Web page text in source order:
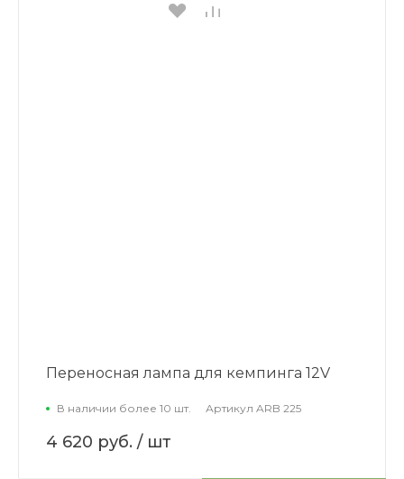
Переносная лампа для кемпинга 12V
В наличии более 10 шт. Артикул ARB 225
4 620 руб. / шт